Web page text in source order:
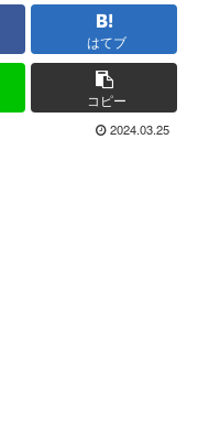
はてブ
コピー
2024.03.25